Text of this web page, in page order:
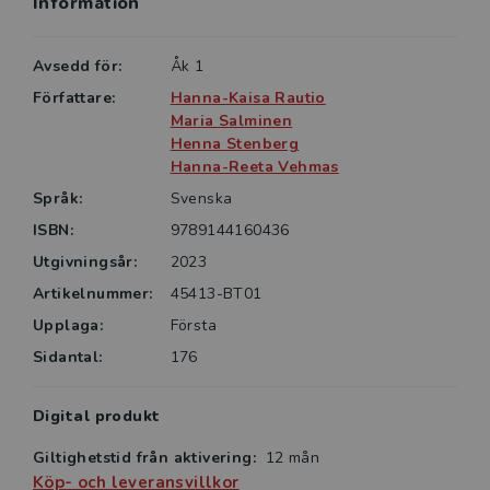
Elevpaketet till Matteblixt 1a består av:
• en tryckt elevbok
• medföljande tryckta boken ‘Kommer du ihåg?’
• ett kuvert med laborativt material
• det digitala läromedlet
• TOMOYO, en spelifierad färdighetsträning
Matteblixt består av en a-bok för höstterminen och
Innehåll i Matteblixt 1a:
• talområdet 0 till 10
• jämföra tal och antal
• dubbelt och hälften
• talfamiljer och uppdelningar
Avsedd för:
Åk 1
Författare:
Hanna-Kaisa Rautio
Maria Salminen
Henna Stenberg
Hanna-Reeta Vehmas
Språk:
Svenska
ISBN:
9789144160436
Utgivningsår:
2023
Artikelnummer:
45413-BT01
Upplaga:
Första
Sidantal:
176
Digital produkt
Giltighetstid från aktivering: 12 mån
Köp- och leveransvillkor